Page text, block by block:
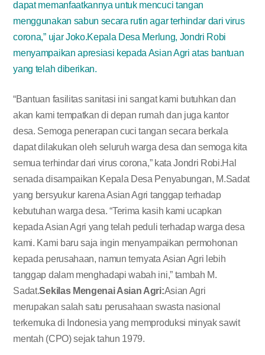
dapat memanfaatkannya untuk mencuci tangan
menggunakan sabun secara rutin agar terhindar dari virus
corona,” ujar Joko.Kepala Desa Merlung, Jondri Robi
menyampaikan apresiasi kepada Asian Agri atas bantuan
yang telah diberikan.
“Bantuan fasilitas sanitasi ini sangat kami butuhkan dan
akan kami tempatkan di depan rumah dan juga kantor
desa. Semoga penerapan cuci tangan secara berkala
dapat dilakukan oleh seluruh warga desa dan semoga kita
semua terhindar dari virus corona,” kata Jondri Robi.Hal
senada disampaikan Kepala Desa Penyabungan, M.Sadat
yang bersyukur karena Asian Agri tanggap terhadap
kebutuhan warga desa. “Terima kasih kami ucapkan
kepada Asian Agri yang telah peduli terhadap warga desa
kami. Kami baru saja ingin menyampaikan permohonan
kepada perusahaan, namun ternyata Asian Agri lebih
tanggap dalam menghadapi wabah ini,” tambah M.
Sadat.Sekilas Mengenai Asian Agri:Asian Agri
merupakan salah satu perusahaan swasta nasional
terkemuka di Indonesia yang memproduksi minyak sawit
mentah (CPO) sejak tahun 1979.